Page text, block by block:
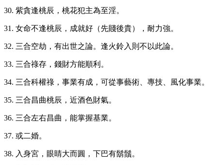
30. 紫貪逢桃辰，桃花犯主為至淫。
31. 女命不逢桃辰，成就好（先賤後貴），耐力強。
32. 三合空劫，有出世之論。逢火鈴入則不以此論。
33. 三合祿存，錢財方能順利。
34. 三合科權祿，事業有成，可從事藝術、專技、風化事業。
35. 三合昌曲桃辰，近酒色財氣。
36. 三合左右昌曲，能掌握基業。
37. 或二婚。
38. 入身宮，眼睛大而圓，下巴有鬍鬚。